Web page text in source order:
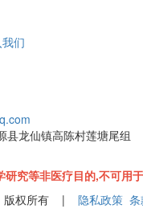
们
县龙仙镇高陈村莲塘尾组
究等非医疗目的,不可用
版权所有 | 隐私政策